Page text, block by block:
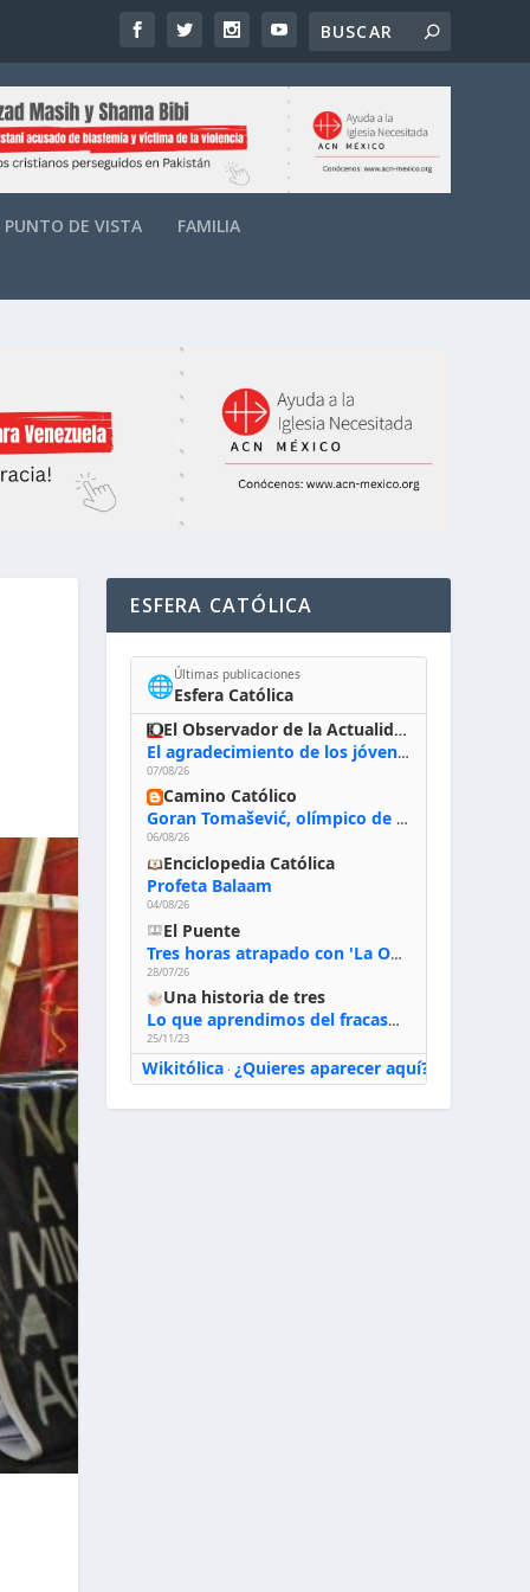
PUNTO DE VISTA FAMILIA
ESFERA CATÓLICA
🌐Últimas publicaciones
Esfera Católica
El Observador de la Actualidad
El agradecimiento de los jóvenes al Papa: «Hoy nos sentimos Iglesia»
07/08/26
Camino Católico
Goran Tomašević, olímpico de waterpolo: «Al terminar el Camino de Santiago entregué mi vida a Cristo; hablé con Dios y le dije: ‘Estoy listo; estoy a tu servicio. Puedo llevar lo que sea necesario para ti’»
06/08/26
Enciclopedia Católica
Profeta Balaam
04/08/26
El Puente
Tres horas atrapado con 'La Odisea' de Nolan
28/07/26
Una historia de tres
Lo que aprendimos del fracaso al emprender
25/11/23
Wikitólica· ¿Quieres aparecer aquí?